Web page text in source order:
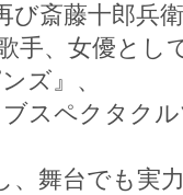
び斎藤十郎兵
手、女優とし
ズ』、
スペクタク
、舞台でも